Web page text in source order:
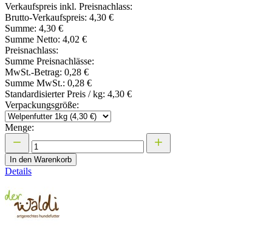
Verkaufspreis inkl. Preisnachlass:
Brutto-Verkaufspreis: 4,30 €
Summe: 4,30 €
Summe Netto: 4,02 €
Preisnachlass:
Summe Preisnachlässe:
MwSt.-Betrag: 0,28 €
Summe MwSt.: 0,28 €
Standardisierter Preis / kg: 4,30 €
Verpackungsgröße:
Menge:
In den Warenkorb
Details